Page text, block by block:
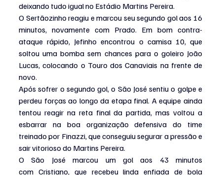
deixando tudo igual no Estádio Martins Pereira.
O Sertãozinho reagiu e marcou seu segundo gol aos 16
minutos, novamente com Prado. Em bom contra-
ataque rápido, Jefinho encontrou o camisa 10, que
soltou uma bomba sem chances para o goleiro João
Lucas, colocando o Touro dos Canaviais na frente de
novo.
Após sofrer o segundo gol, o São José sentiu o golpe e
perdeu forças ao longo da etapa final. A equipe ainda
tentou reagir na reta final da partida, mas voltou a
esbarrar na boa organização defensiva do time
treinado por Finazzi, que conseguiu segurar a pressão e
sair vitorioso do Martins Pereira.
O São José marcou um gol aos 43 minutos
com Cristiano, que recebeu linda enfiada de bola